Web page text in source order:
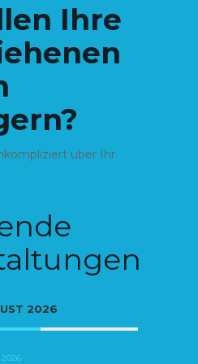
Ihre
über Ihr
2026
2026